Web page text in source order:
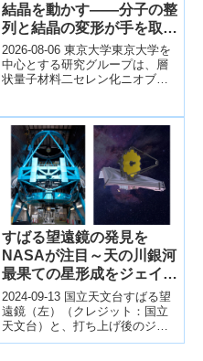
結晶を動かす――分子の整
列と結晶の変形が手を取り
あう新しい状態 「協奏的
超構造」を発見――
2026-08-06 東京大学東京大学を
中心とする研究グループは、層
状量子材料二セレン化ニオブ
ン超...
すばる望遠鏡の発見を
NASAが注目～天の川銀河
最果ての星形成をジェイム
ズ・ウェッブ望遠鏡が捉え
る～
2024-09-13 国立天文台すばる望
遠鏡（左）（クレジット：国立
天文台）と、打ち上げ後のジェ
イムズ・ウェッブ宇宙望遠鏡